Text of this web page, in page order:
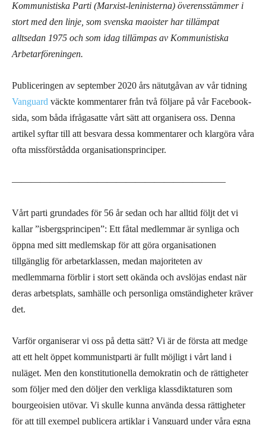
Kommunistiska Parti (Marxist-leninisterna) överensstämmer i
stort med den linje, som svenska maoister har tillämpat
alltsedan 1975 och som idag tillämpas av Kommunistiska
Arbetarföreningen.
Publiceringen av september 2020 års nätutgåvan av vår tidning
Vanguard väckte kommentarer från två följare på vår Facebook-
sida, som båda ifrågasatte vårt sätt att organisera oss. Denna
artikel syftar till att besvara dessa kommentarer och klargöra våra
ofta missförstådda organisationsprinciper.
——————————————————————–
Vårt parti grundades för 56 år sedan och har alltid följt det vi
kallar ”isbergsprincipen”: Ett fåtal medlemmar är synliga och
öppna med sitt medlemskap för att göra organisationen
tillgänglig för arbetarklassen, medan majoriteten av
medlemmarna förblir i stort sett okända och avslöjas endast när
deras arbetsplats, samhälle och personliga omständigheter kräver
det.
Varför organiserar vi oss på detta sätt? Vi är de första att medge
att ett helt öppet kommunistparti är fullt möjligt i vårt land i
nuläget. Men den konstitutionella demokratin och de rättigheter
som följer med den döljer den verkliga klassdiktaturen som
bourgeoisien utövar. Vi skulle kunna använda dessa rättigheter
för att till exempel publicera artiklar i Vanguard under våra egna